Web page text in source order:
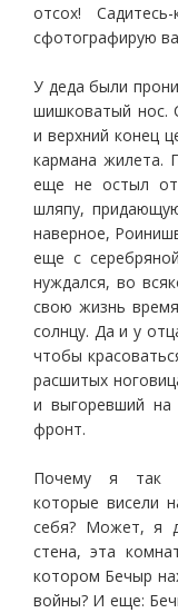
отсох!
сфотографирую
У деда были
шишковатый нос.
и верхний конец
кармана жилета.
еще не остыл
шляпу,
наверное,
еще с
нуждался, во
свою жизнь
солнцу. Да и у
чтобы
расшитых
и выгоревший
фронт.
Почему я так
которые висели
себя? Может, я
стена, эта
котором Бечыр
войны? И еще: